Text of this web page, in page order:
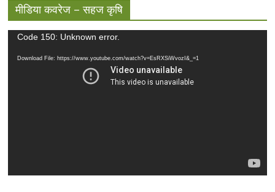
मीडिया कवरेज – सहज कृषि
Video
Code 150: Unknown error.
Download File: https://www.youtube.com/watch?v=EsRXSiWvozI&_=1